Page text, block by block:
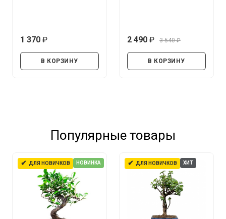
1 370
В КОРЗИНУ
2 490
3 540
В КОРЗИНУ
Популярные товары
✔ ДЛЯ НОВИЧКОВ НОВИНКА ✔ ДЛЯ НОВИЧКОВ ХИТ